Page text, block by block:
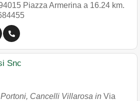
Piazza Armerina a 16.24 km.
Snc
Cancelli Villarosa in Via